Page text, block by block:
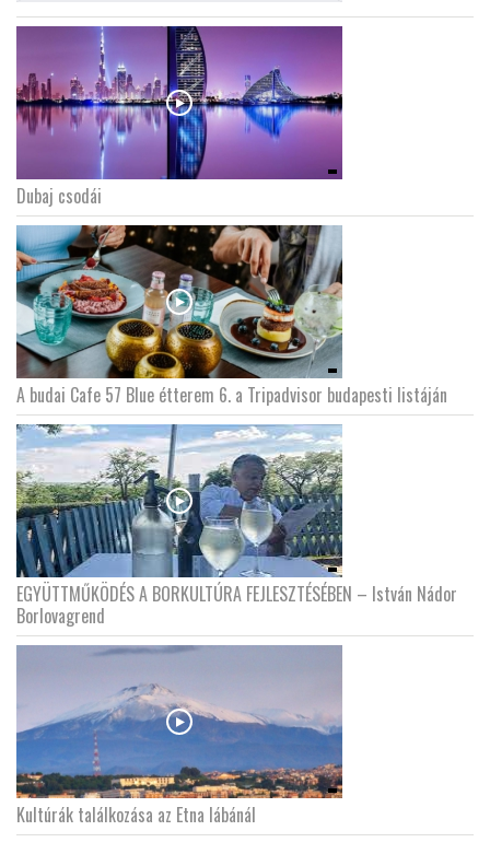
Dubaj csodái
A budai Cafe 57 Blue étterem 6. a Tripadvisor budapesti listáján
EGYÜTTMŰKÖDÉS A BORKULTÚRA FEJLESZTÉSÉBEN – István Nádor
Borlovagrend
Kultúrák találkozása az Etna lábánál